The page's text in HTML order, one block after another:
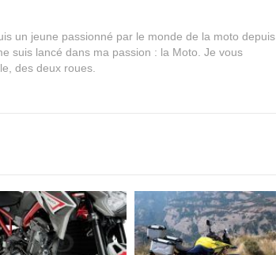
un jeune passionné par le monde de la moto depuis
suis lancé dans ma passion : la Moto. Je vous
des deux roues.